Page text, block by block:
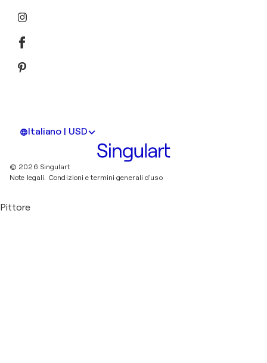
Italiano | USD
© 2026 Singulart
Note legali. Condizioni e termini generali d'uso
Pittore